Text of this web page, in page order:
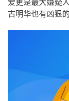
爱更是最大嫌疑
古明华也有凶狠